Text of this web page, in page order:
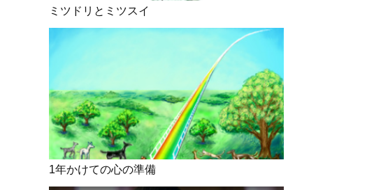
ミツドリとミツスイ
1年かけての心の準備